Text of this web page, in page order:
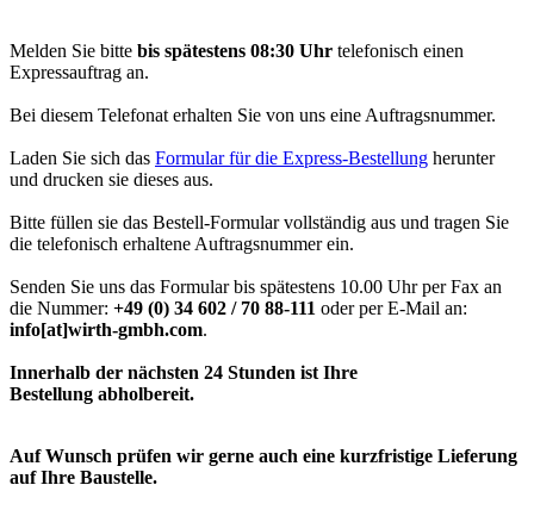
Melden Sie bitte bis spätestens 08:30 Uhr telefonisch einen
Expressauftrag an.
Bei diesem Telefonat erhalten Sie von uns eine Auftragsnummer.
Laden Sie sich das Formular für die Express-Bestellung herunter
und drucken sie dieses aus.
Bitte füllen sie das Bestell-Formular vollständig aus und tragen Sie
die telefonisch erhaltene Auftragsnummer ein.
Senden Sie uns das Formular bis spätestens 10.00 Uhr per Fax an
die Nummer: +49 (0) 34 602 / 70 88-111 oder per E-Mail an:
info[at]wirth-gmbh.com.
Innerhalb der nächsten 24 Stunden ist Ihre
Bestellung abholbereit.
Auf Wunsch prüfen wir gerne auch eine kurzfristige Lieferung
auf Ihre Baustelle.